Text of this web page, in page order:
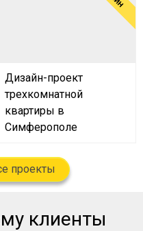
Дизайн-проект
трехкомнатной
квартиры в
Симферополе
проекты
клиенты